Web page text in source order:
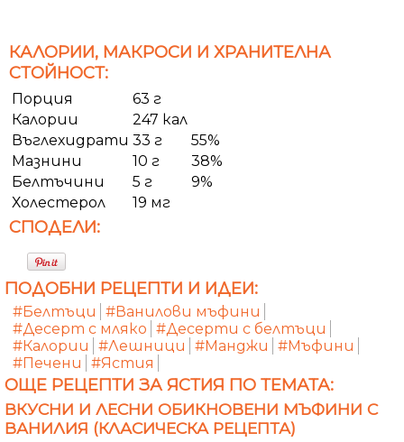
КАЛОРИИ, МАКРОСИ И ХРАНИТЕЛНА
СТОЙНОСТ:
Порция
63 г
Калории
247 кал
Въглехидрати 33 г
55%
Мазнини
10 г
38%
Белтъчини
5 г
9%
Холестерол
19 мг
СПОДЕЛИ:
ПОДОБНИ РЕЦЕПТИ И ИДЕИ:
#Белтъци
#Ванилови мъфини
#Десерт с мляко #Десерти с белтъци
#Калории
#Лешници #Манджи
#Мъфини
#Печени
#Ястия
ОЩЕ РЕЦЕПТИ ЗА ЯСТИЯ ПО ТЕМАТА:
ВКУСНИ И ЛЕСНИ ОБИКНОВЕНИ МЪФИНИ С
ВАНИЛИЯ (КЛАСИЧЕСКА РЕЦЕПТА)